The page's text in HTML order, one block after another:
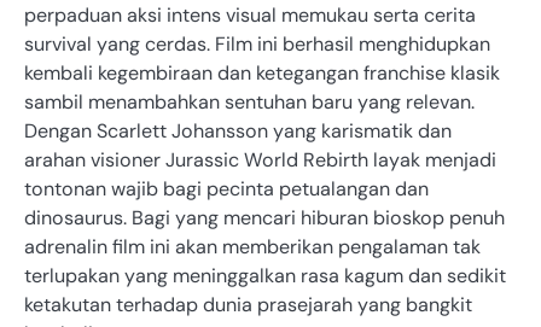
perpaduan aksi intens visual memukau serta cerita
survival yang cerdas. Film ini berhasil menghidupkan
kembali kegembiraan dan ketegangan franchise klasik
sambil menambahkan sentuhan baru yang relevan.
Dengan Scarlett Johansson yang karismatik dan
arahan visioner Jurassic World Rebirth layak menjadi
tontonan wajib bagi pecinta petualangan dan
dinosaurus. Bagi yang mencari hiburan bioskop penuh
adrenalin film ini akan memberikan pengalaman tak
terlupakan yang meninggalkan rasa kagum dan sedikit
ketakutan terhadap dunia prasejarah yang bangkit